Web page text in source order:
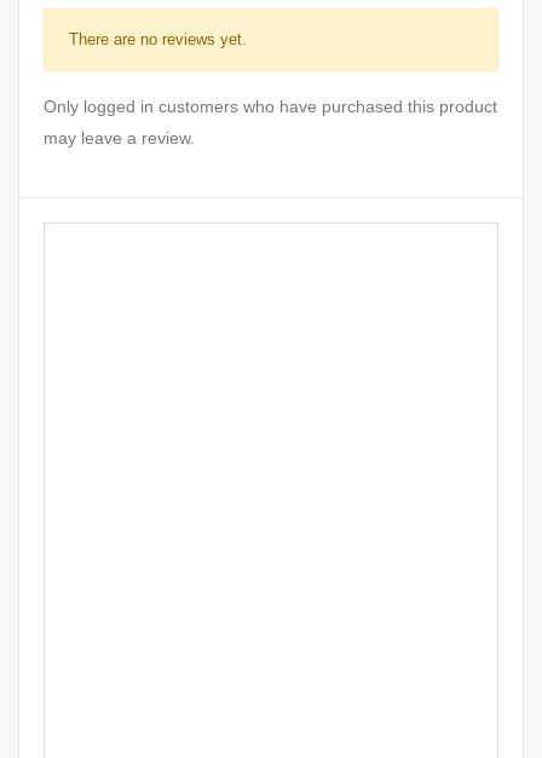
There are no reviews yet.
Only logged in customers who have purchased this product
may leave a review.